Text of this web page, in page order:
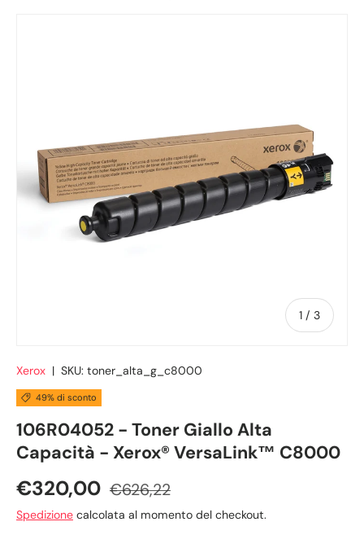
1 / di
3
Xerox | SKU: toner_alta_g_c8000
49% di sconto
106R04052 - Toner Giallo Alta
Capacità - Xerox® VersaLink™ C8000
€320,00 €626,22
Spedizione calcolata al momento del checkout.